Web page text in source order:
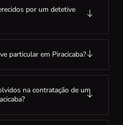
por um detetive
particular em Piracicaba?
na contratação de um